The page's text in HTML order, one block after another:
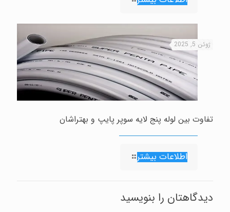
ژوئن 5, 2025
تفاوت بین لوله پنج لایه سوپر پایپ و بهتراشان
اطلاعات بیشتر
دیدگاهتان را بنویسید